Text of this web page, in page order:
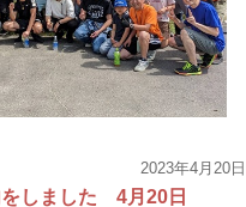
2023年4月20日
しました 4月20日